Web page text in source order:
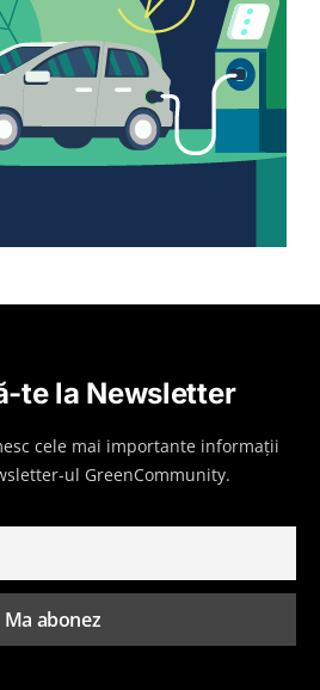
te la Newsletter
cele mai importante informații
ul GreenCommunity.